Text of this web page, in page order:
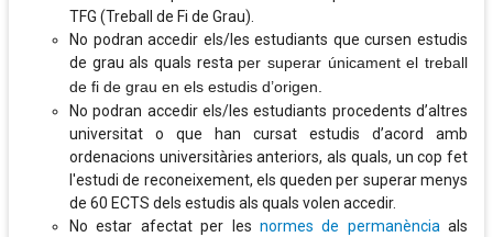
TFG (Treball de Fi de Grau).
No podran accedir els/les estudiants que cursen estudis
de grau als quals resta per superar únicament el treball
de fi de grau en els estudis d’origen.
No podran accedir els/les estudiants procedents d’altres
universitat o que han cursat estudis d’acord amb
ordenacions universitàries anteriors, als quals, un cop fet
l'estudi de reconeixement, els queden per superar menys
de 60 ECTS dels estudis als quals volen accedir.
No estar afectat per les normes de permanènciaals